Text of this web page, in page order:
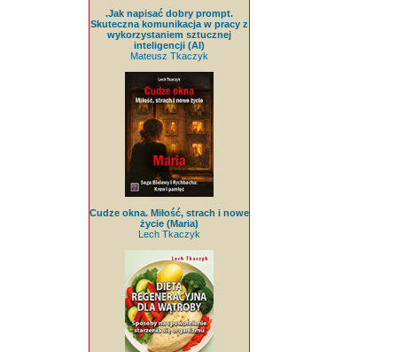
.Jak napisać dobry prompt.
Skuteczna komunikacja w pracy z
wykorzystaniem sztucznej
inteligencji (AI)
Mateusz Tkaczyk
Cudze okna. Miłość, strach i nowe
życie (Maria)
Lech Tkaczyk